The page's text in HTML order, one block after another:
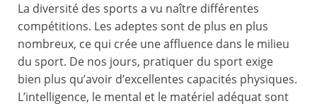
La diversité des sports a vu naître différentes
compétitions. Les adeptes sont de plus en plus
nombreux, ce qui crée une affluence dans le milieu
du sport. De nos jours, pratiquer du sport exige
bien plus qu’avoir d’excellentes capacités physiques.
L’intelligence, le mental et le matériel adéquat sont